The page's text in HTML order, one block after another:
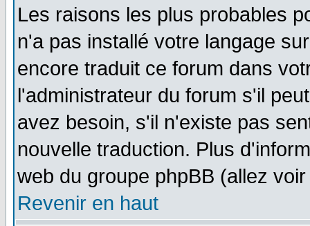
Les raisons les plus probables
n'a pas installé votre langage
encore traduit ce forum dans
l'administrateur du forum s'il
avez besoin, s'il n'existe pas
nouvelle traduction. Plus
web du groupe phpBB (allez
Revenir en haut